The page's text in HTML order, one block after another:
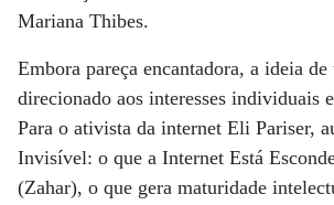
Mariana Thibes.
Embora pareça encantadora, a ideia
direcionado aos interesses individuais
Para o ativista da internet Eli Pariser,
Invisível: o que a Internet Está
(Zahar), o que gera maturidade